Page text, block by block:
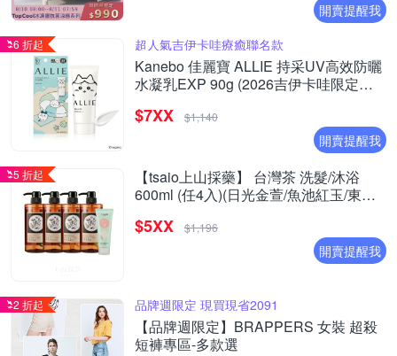
開賣提醒我
6 折起 超人氣吉伊卡哇療癒聯名款
Kanebo 佳麗寶 ALLIE 持采UV高效防曬
水凝乳EXP 90g (2026吉伊卡哇限定包
$7XX $1,140
開賣提醒我
5 折起
【tsaio上山採藥】 台灣茶 洗髮/沐浴
600ml (任4入)(日光金萱/魚池紅玉/東方
烏龍茶)
$5XX $1,196
開賣提醒我
2 折起 品牌週限定 現買現省2091
【品牌週限定】BRAPPERS 女裝 超殺
短褲專區-多款選